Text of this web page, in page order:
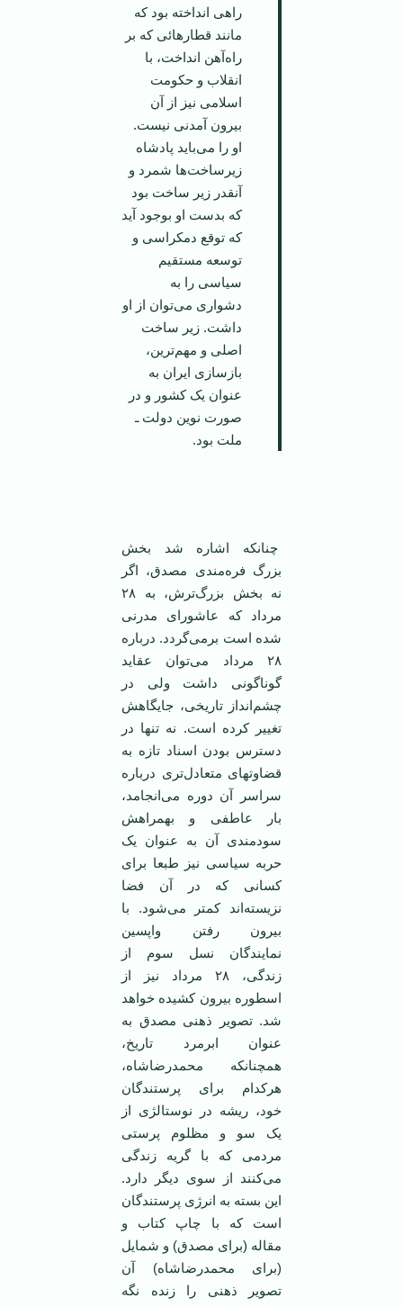
راهی انداخته بود که
مانند قطار‌هائی که بر
راه‌آهن انداخت، با
انقلاب و حکومت
اسلامی نیز از آن
بیرون آمدنی نیست.
او را می‌باید پادشاه
زیرساخت‌ها شمرد و
آنقدر زیر ساخت بود
که بدست او بوجود آید
که توقع دمکراسی و
توسعه مستقیم
سیاسی را به
دشواری می‌توان از او
داشت. زیر ساخت
اصلی و مهم‌ترین،
بازسازی ایران به
عنوان یک کشور و در
صورت نوین دولت ـ
ملت بود.
چنانکه اشاره شد بخش
بزرگ فره‌مندی مصدق، اگر
نه بخش بزرگ‌ترش، به ۲۸
مرداد که عاشورای مدرنی
شده است برمی‌گردد. درباره
۲۸ مرداد می‌توان عقاید
گوناگونی داشت ولی در
چشم‌انداز تاریخی، جایگاهش
تغییر کرده است. نه تنها در
دسترس بودن اسناد تازه به
قضاوتهای متعادل‌تری درباره
سراسر آن دوره می‌انجامد،
بار عاطفی و بهمراهش
سودمندی آن به عنوان یک
حربه سیاسی نیز طبعا برای
کسانی که در آن فضا
نزیسته‌اند کمتر می‌شود. با
بیرون رفتن واپسین
نمایندگان نسل سوم از
زندگی، ۲۸ مرداد نیز از
اسطوره بیرون کشیده خواهد
شد. تصویر ذهنی مصدق به
عنوان ابرمرد تاریخ،
همچنانکه محمدرضاشاه،
هرکدام برای پرستندگان
خود، ریشه در نوستالژی از
یک سو و مظلوم پرستی
مردمی که با گریه زندگی
می‌کنند از سوی دیگر دارد.
این بسته به انرژی پرستندگان
است که با چاپ کتاب و
مقاله (برای مصدق) و شمایل
(برای محمدرضاشاه) آن
تصویر ذهنی را زنده نگه